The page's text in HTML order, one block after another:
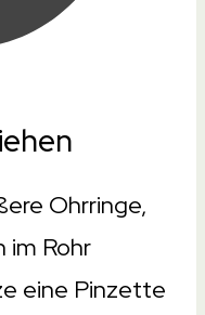
Ohrringe,
im Rohr
eine Pinzette